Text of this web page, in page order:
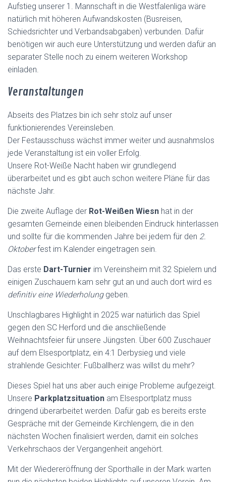
Aufstieg unserer 1. Mannschaft in die Westfalenliga wäre
natürlich mit höheren Aufwandskosten (Busreisen,
Schiedsrichter und Verbandsabgaben) verbunden. Dafür
benötigen wir auch eure Unterstützung und werden dafür an
separater Stelle noch zu einem weiteren Workshop
einladen.
Veranstaltungen
Abseits des Platzes bin ich sehr stolz auf unser
funktionierendes Vereinsleben.
Der Festausschuss wächst immer weiter und ausnahmslos
jede Veranstaltung ist ein voller Erfolg.
Unsere Rot-Weiße Nacht haben wir grundlegend
überarbeitet und es gibt auch schon weitere Pläne für das
nächste Jahr.
Die zweite Auflage der Rot-Weißen Wiesn hat in der
gesamten Gemeinde einen bleibenden Eindruck hinterlassen
und sollte für die kommenden Jahre bei jedem für den 2.
Oktoberfest im Kalender eingetragen sein.
Das erste Dart-Turnier im Vereinsheim mit 32 Spielern und
einigen Zuschauern kam sehr gut an und auch dort wird es
definitiv eine Wiederholung geben.
Unschlagbares Highlight in 2025 war natürlich das Spiel
gegen den SC Herford und die anschließende
Weihnachtsfeier für unsere Jüngsten. Über 600 Zuschauer
auf dem Elsesportplatz, ein 4:1 Derbysieg und viele
strahlende Gesichter: Fußballherz was willst du mehr?
Dieses Spiel hat uns aber auch einige Probleme aufgezeigt.
Unsere Parkplatzsituation am Elsesportplatz muss
dringend überarbeitet werden. Dafür gab es bereits erste
Gespräche mit der Gemeinde Kirchlengern, die in den
nächsten Wochen finalisiert werden, damit ein solches
Verkehrschaos der Vergangenheit angehört.
Mit der Wiedereröffnung der Sporthalle in der Mark warten